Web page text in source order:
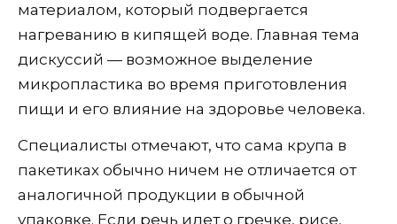
материалом, который подвергается
нагреванию в кипящей воде. Главная тема
дискуссий — возможное выделение
микропластика во время приготовления
пищи и его влияние на здоровье человека.
Специалисты отмечают, что сама крупа в
пакетиках обычно ничем не отличается от
аналогичной продукции в обычной
упаковке. Если речь идет о гречке, рисе,